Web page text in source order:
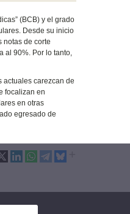
(BCB) y el grado
Desde su inicio
notas de corte
al 90%. Por lo tanto,
actuales carezcan de
focalizan en
en otras
egresado de